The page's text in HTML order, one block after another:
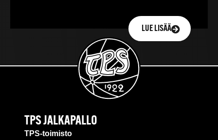
LUE LISÄÄ
TPS JALKAPALLO
TPS-toimisto